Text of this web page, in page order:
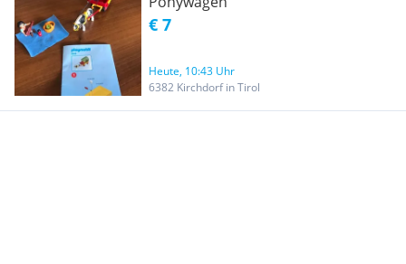
€ 7
Heute, 10:43 Uhr
6382 Kirchdorf in Tirol